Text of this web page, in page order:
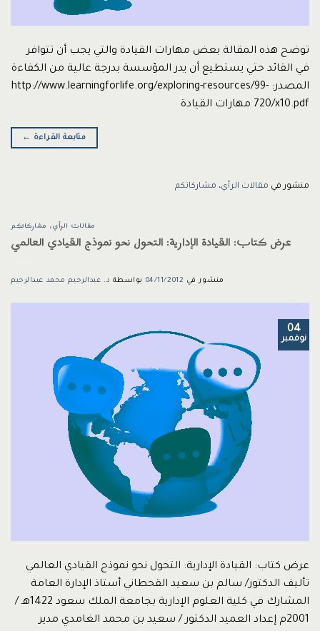
توضح هذه المقالة بعض مهارات القيادة والتي يجب أن تتوافر
في القائد حتي يستطيع أن يدر المؤسسة بدرجة عالية من الكفاءة
المصدر: http://www.learningforlife.org/exploring-resources/99-
720/x10.pdf مهارات القيادة
متابعة القراءة ←
منشور في مقالات الرأي، مشاركاتكم
مقالات الرأي، مشاركاتكم
عرض كتاب: القيادة الإدارية: التحول نحو نموذج القيادي العالمي
منشور في 04/11/2012 بواسطة د. عبدالرحيم محمد عبدالرحيم
04
نوفمبر
عرض كتاب: القيادة الإدارية: التحول نحو نموذج القيادي العالمي
تأليف الدكتور/ سالم بن سعيد القحطاني أستاذ الإدارة العامة
المشارك في كلية العلوم الإدارية بجامعة الملك سعود 1422هـ /
2001م إعداد العميد الدكتور / سعيد بن محمد الغامدي مدير